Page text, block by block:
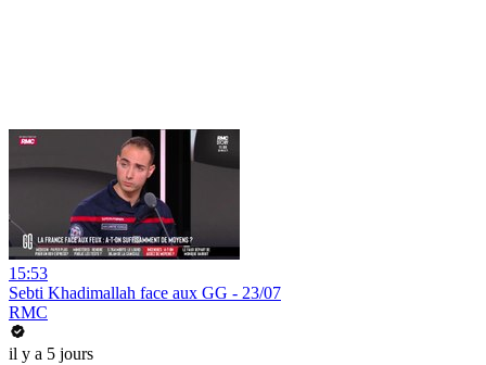
15:53
Sebti Khadimallah face aux GG - 23/07
RMC
il y a 5 jours